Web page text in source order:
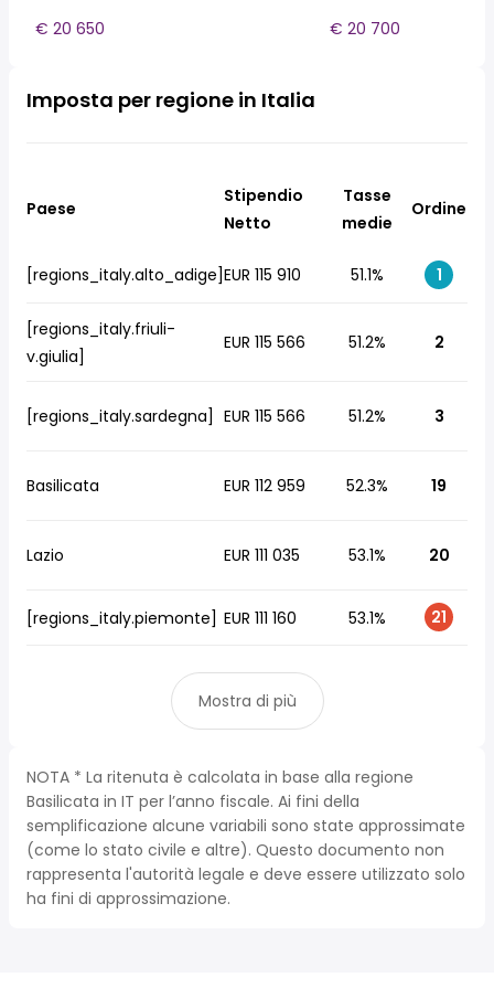
€ 20 650
€ 20 700
Imposta per regione in Italia
Paese
Stipendio
Netto
Tasse
medie
Ordine
[regions_italy.alto_adige]EUR 115 910 51.1% 1
[regions_italy.friuli-
v.giulia]
EUR 115 566 51.2% 2
[regions_italy.sardegna] EUR 115 566 51.2% 3
Basilicata EUR 112 959 52.3% 19
Lazio EUR 111 035 53.1% 20
[regions_italy.piemonte] EUR 111 160 53.1% 21
Mostra di più
NOTA * La ritenuta è calcolata in base alla regione
Basilicata in IT per l’anno fiscale. Ai fini della
semplificazione alcune variabili sono state approssimate
(come lo stato civile e altre). Questo documento non
rappresenta l'autorità legale e deve essere utilizzato solo
ha fini di approssimazione.